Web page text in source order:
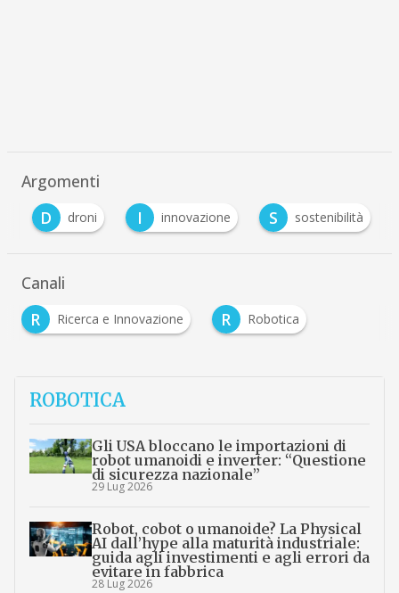
Argomenti
D droni I innovazione S sostenibilità
Canali
R
Ricerca e Innovazione R Robotica
ROBOTICA
Gli USA bloccano le importazioni di
robot umanoidi e inverter: “Questione
di sicurezza nazionale”
29 Lug 2026
Robot, cobot o umanoide? La Physical
AI dall’hype alla maturità industriale:
guida agli investimenti e agli errori da
evitare in fabbrica
28 Lug 2026